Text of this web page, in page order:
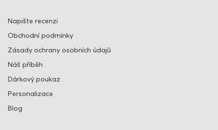
Napište recenzi
Obchodní podmínky
Zásady ochrany osobních údajů
Náš příběh
Dárkový poukaz
Personalizace
Blog